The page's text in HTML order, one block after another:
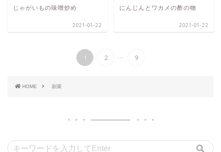
じゃがいもの味噌炒め
2021-01-22
にんじんとワカメの酢の物
2021-01-22
1 2 ... 9
HOME 副菜